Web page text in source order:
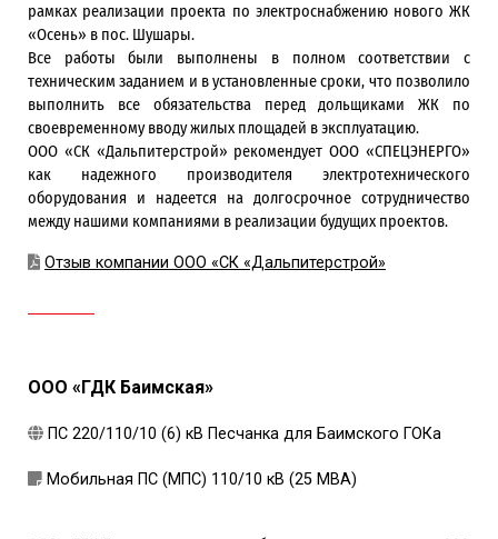
рамках реализации проекта по электроснабжению нового ЖК
«Осень» в пос. Шушары.
Все работы были выполнены в полном соответствии с
техническим заданием и в установленные сроки, что позволило
выполнить все обязательства перед дольщиками ЖК по
своевременному вводу жилых площадей в эксплуатацию.
ООО «СК «Дальпитерстрой» рекомендует ООО «СПЕЦЭНЕРГО»
как надежного производителя электротехнического
оборудования и надеется на долгосрочное сотрудничество
между нашими компаниями в реализации будущих проектов.
Отзыв компании ООО «СК «Дальпитерстрой»
ООО «ГДК Баимская»
ПС 220/110/10 (6) кВ Песчанка для Баимского ГОКа
Мобильная ПС (МПС) 110/10 кВ (25 МВА)